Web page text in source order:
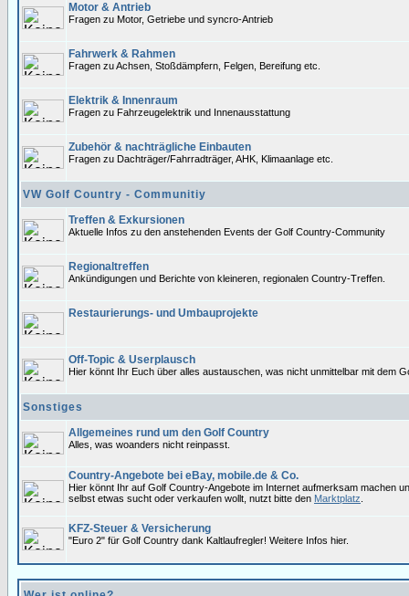
Motor & Antrieb
Fragen zu Motor, Getriebe und syncro-Antrieb
Fahrwerk & Rahmen
Fragen zu Achsen, Stoßdämpfern, Felgen, Bereifung etc.
Elektrik & Innenraum
Fragen zu Fahrzeugelektrik und Innenausstattung
Zubehör & nachträgliche Einbauten
Fragen zu Dachträger/Fahrradträger, AHK, Klimaanlage etc.
VW Golf Country - Communitiy
Treffen & Exkursionen
Aktuelle Infos zu den anstehenden Events der Golf Country-Community
Regionaltreffen
Ankündigungen und Berichte von kleineren, regionalen Country-Treffen.
Restaurierungs- und Umbauprojekte
Off-Topic & Userplausch
Hier könnt Ihr Euch über alles austauschen, was nicht unmittelbar mit dem
Sonstiges
Allgemeines rund um den Golf Country
Alles, was woanders nicht reinpasst.
Country-Angebote bei eBay, mobile.de & Co.
Hier könnt Ihr auf Golf Country-Angebote im Internet aufmerksam machen
selbst etwas sucht oder verkaufen wollt, nutzt bitte den Marktplatz
KFZ-Steuer & Versicherung
"Euro 2" für Golf Country dank Kaltlaufregler! Weitere Infos hier.